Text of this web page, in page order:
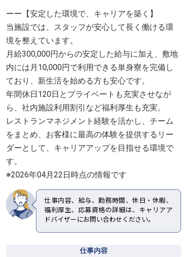
ーー【安定した環境で、キャリアを築く】
当施設では、スタッフが安心して長く働ける環
境を整えています。
月給300,000円からの安定した給与に加え、敷地
内には月10,000円で利用できる単身寮を完備し
ており、新生活を始める方も安心です。
年間休日120日とプライベートも充実させなが
ら、社内施設利用割引など福利厚生も充実。
レストランマネジメント経験を活かし、チーム
をまとめ、お客様に最高の体験を提供するリー
ダーとして、キャリアアップを目指せる環境で
す。
※2026年04月22日時点の情報です
仕事内容、給与、勤務時間、休日・休暇、
福利厚生、応募資格の詳細は、キャリアア
ドバイザーにお問い合わせください。
仕事内容